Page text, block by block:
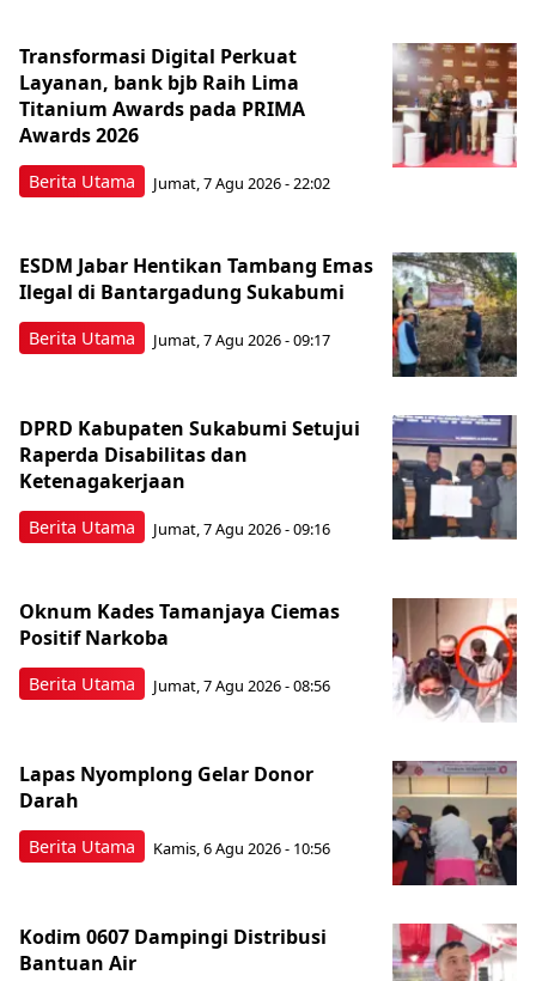
Berita Utama
Transformasi Digital Perkuat
Layanan, bank bjb Raih Lima
Titanium Awards pada PRIMA
Awards 2026
Jumat, 7 Agu 2026 - 22:02
Berita Utama
ESDM Jabar Hentikan Tambang Emas
Ilegal di Bantargadung Sukabumi
Jumat, 7 Agu 2026 - 09:17
Berita Utama
DPRD Kabupaten Sukabumi Setujui
Raperda Disabilitas dan
Ketenagakerjaan
Jumat, 7 Agu 2026 - 09:16
Berita Utama
Oknum Kades Tamanjaya Ciemas
Positif Narkoba
Jumat, 7 Agu 2026 - 08:56
Berita Utama
Lapas Nyomplong Gelar Donor
Darah
Kamis, 6 Agu 2026 - 10:56
Kodim 0607 Dampingi Distribusi
Bantuan Air